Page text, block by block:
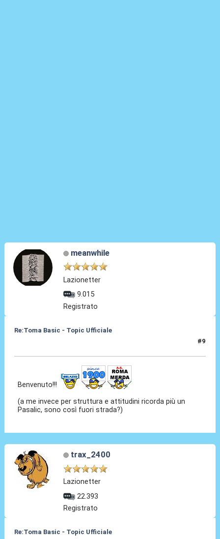
meanwhile
Lazionetter
9.015
Registrato
Re:Toma Basic - Topic Ufficiale
#9
Benvenuto!!!
(a me invece per struttura e attitudini ricorda più un
Pasalic, sono così fuori strada?)
trax_2400
Lazionetter
22.393
Registrato
Re:Toma Basic - Topic Ufficiale